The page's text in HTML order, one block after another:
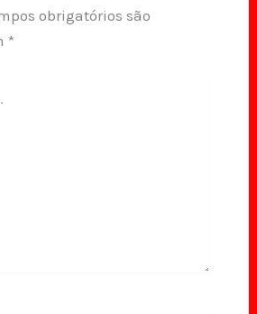
obrigatórios são
*